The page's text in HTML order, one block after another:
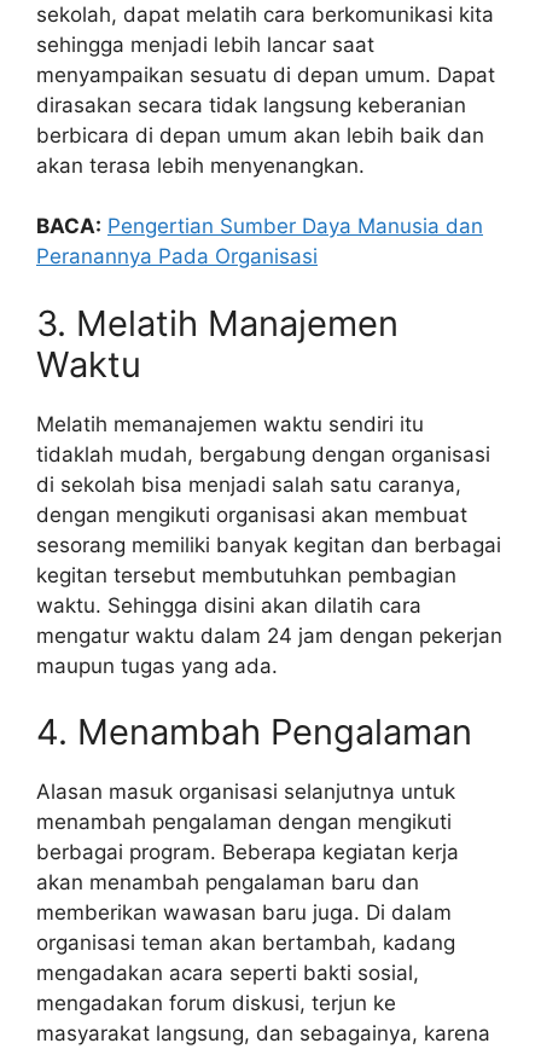
sekolah, dapat melatih cara berkomunikasi kita
sehingga menjadi lebih lancar saat
menyampaikan sesuatu di depan umum. Dapat
dirasakan secara tidak langsung keberanian
berbicara di depan umum akan lebih baik dan
akan terasa lebih menyenangkan.
BACA: Pengertian Sumber Daya Manusia dan
Peranannya Pada Organisasi
3. Melatih Manajemen
Waktu
Melatih memanajemen waktu sendiri itu
tidaklah mudah, bergabung dengan organisasi
di sekolah bisa menjadi salah satu caranya,
dengan mengikuti organisasi akan membuat
sesorang memiliki banyak kegitan dan berbagai
kegitan tersebut membutuhkan pembagian
waktu. Sehingga disini akan dilatih cara
mengatur waktu dalam 24 jam dengan pekerjan
maupun tugas yang ada.
4. Menambah Pengalaman
Alasan masuk organisasi selanjutnya untuk
menambah pengalaman dengan mengikuti
berbagai program. Beberapa kegiatan kerja
akan menambah pengalaman baru dan
memberikan wawasan baru juga. Di dalam
organisasi teman akan bertambah, kadang
mengadakan acara seperti bakti sosial,
mengadakan forum diskusi, terjun ke
masyarakat langsung, dan sebagainya, karena